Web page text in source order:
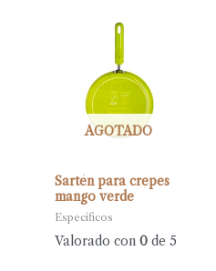
AGOTADO
Sartén para crepes
mango verde
Específicos
Valorado con 0de 5